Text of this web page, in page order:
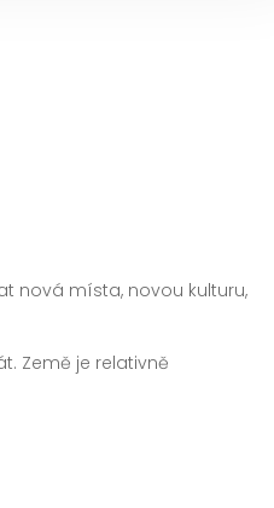
nová místa, novou kulturu,
Země je relativně